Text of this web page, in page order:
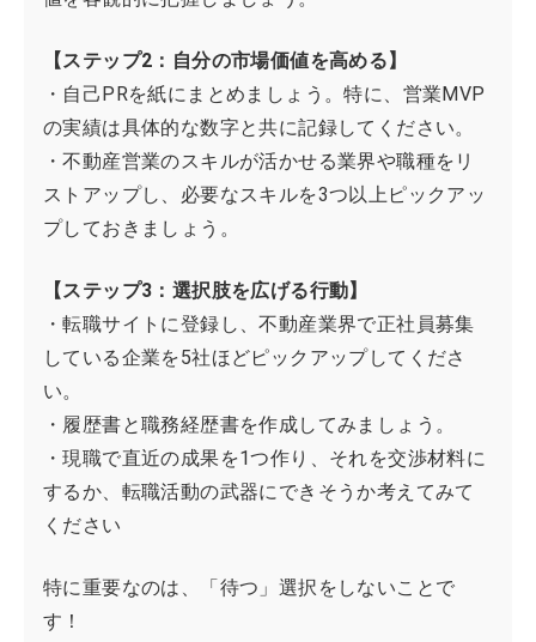
【ステップ2：自分の市場価値を高める】
・自己PRを紙にまとめましょう。特に、営業MVP
の実績は具体的な数字と共に記録してください。
・不動産営業のスキルが活かせる業界や職種をリ
ストアップし、必要なスキルを3つ以上ピックアッ
プしておきましょう。
【ステップ3：選択肢を広げる行動】
・転職サイトに登録し、不動産業界で正社員募集
している企業を5社ほどピックアップしてくださ
い。
・履歴書と職務経歴書を作成してみましょう。
・現職で直近の成果を1つ作り、それを交渉材料に
するか、転職活動の武器にできそうか考えてみて
ください
特に重要なのは、「待つ」選択をしないことで
す！